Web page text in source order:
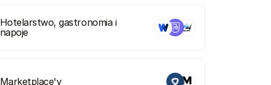
Hotelarstwo, gastronomia i
napoje
Marketplace'y